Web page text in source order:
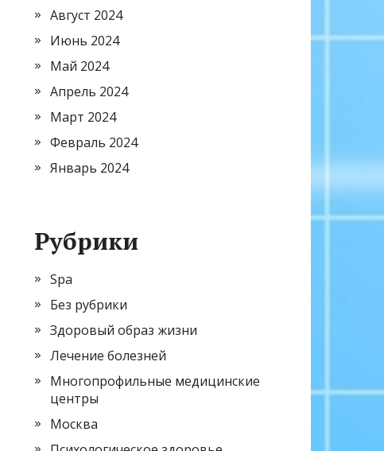
Август 2024
Июнь 2024
Май 2024
Апрель 2024
Март 2024
Февраль 2024
Январь 2024
Рубрики
Spa
Без рубрики
Здоровый образ жизни
Лечение болезней
Многопрофильные медицинские
центры
Москва